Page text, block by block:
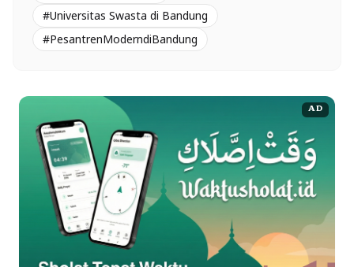
#Universitas Swasta di Bandung
#PesantrenModerndiBandung
AD